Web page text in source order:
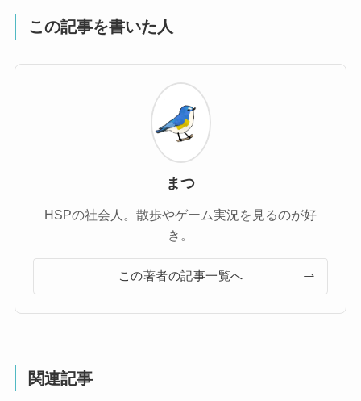
この記事を書いた人
まつ
HSPの社会人。散歩やゲーム実況を見るのが好
き。
この著者の記事一覧へ
関連記事